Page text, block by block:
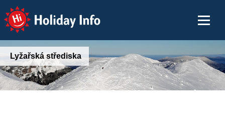
Holiday Info
Lyžařská střediska